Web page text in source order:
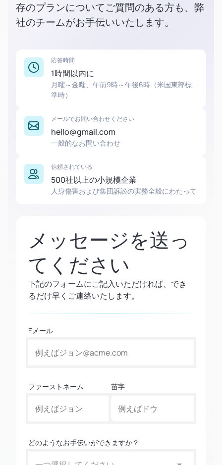
存のプランについてご質問のある方も、弊
社のチームがお手伝いいたします。
応答時間
1時間以内に
月曜～金曜、午前9時～午後6時（米国東部標
準時）
メールでお問い合わせください
hello@gmail.com
一般的なお問い合わせ
信頼されている
500社以上の小規模企業
人身傷害および集団訴訟の実務全般にわたって
メッセージを送っ
てください
下記のフォームにご記入いただければ、でき
るだけ早くご連絡いたします。
Eメール
ファーストネーム 苗字
どのようなお手伝いができますか？